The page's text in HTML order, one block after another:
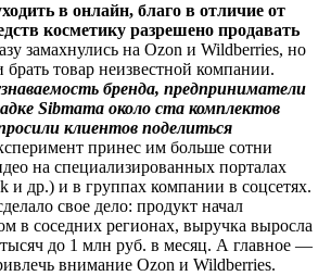
в онлайн, благо в отличие от
косметику разрешено продавать
замахнулись на Ozon и Wildberries, но
товар неизвестной компании.
бренда, предприниматели
Sibmama около ста комплектов
клиентов поделиться
принес им больше сотни
на специализированных порталах
и др.) и в группах компании в соцсетях.
свое дело: продукт начал
в соседних регионах, выручка выросла
тысяч до 1 млн руб. в месяц. А главное —
внимание Ozon и Wildberries.